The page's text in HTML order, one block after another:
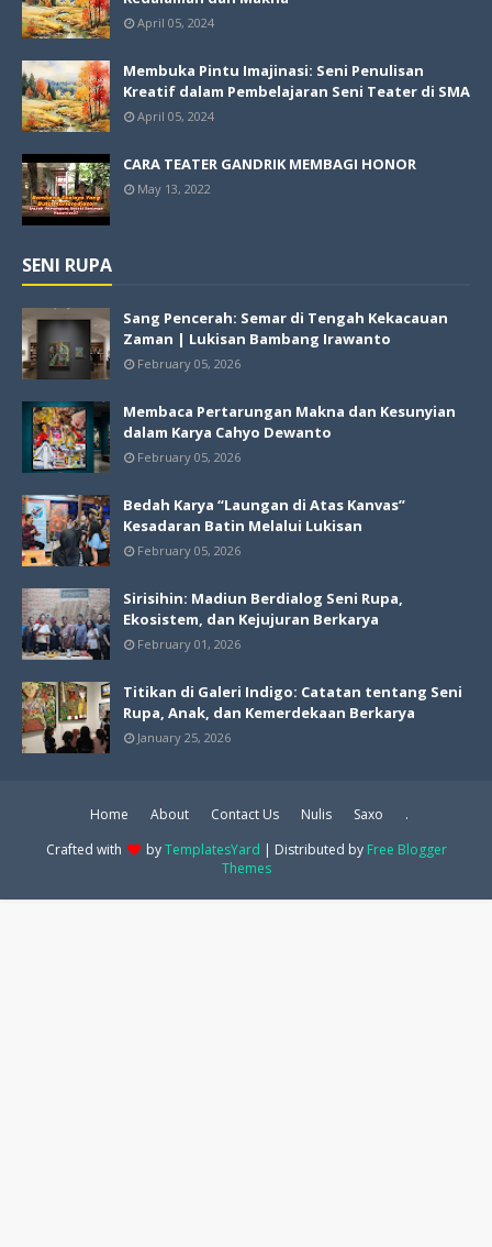
April 05, 2024
Membuka Pintu Imajinasi: Seni Penulisan
Kreatif dalam Pembelajaran Seni Teater di SMA
April 05, 2024
CARA TEATER GANDRIK MEMBAGI HONOR
May 13, 2022
SENI RUPA
Sang Pencerah: Semar di Tengah Kekacauan
Zaman | Lukisan Bambang Irawanto
February 05, 2026
Membaca Pertarungan Makna dan Kesunyian
dalam Karya Cahyo Dewanto
February 05, 2026
Bedah Karya “Laungan di Atas Kanvas”
Kesadaran Batin Melalui Lukisan
February 05, 2026
Sirisihin: Madiun Berdialog Seni Rupa,
Ekosistem, dan Kejujuran Berkarya
February 01, 2026
Titikan di Galeri Indigo: Catatan tentang Seni
Rupa, Anak, dan Kemerdekaan Berkarya
January 25, 2026
Home About Contact Us Nulis Saxo
.
Crafted with
byTemplatesYard | Distributed by Free Blogger
Themes